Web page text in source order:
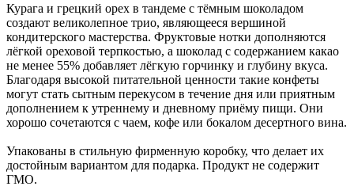
Курага и грецкий орех в тандеме с тёмным шоколадом
создают великолепное трио, являющееся вершиной
кондитерского мастерства. Фруктовые нотки дополняются
лёгкой ореховой терпкостью, а шоколад с содержанием какао
не менее 55% добавляет лёгкую горчинку и глубину вкуса.
Благодаря высокой питательной ценности такие конфеты
могут стать сытным перекусом в течение дня или приятным
дополнением к утреннему и дневному приёму пищи. Они
хорошо сочетаются с чаем, кофе или бокалом десертного вина.
Упакованы в стильную фирменную коробку, что делает их
достойным вариантом для подарка. Продукт не содержит
ГМО.